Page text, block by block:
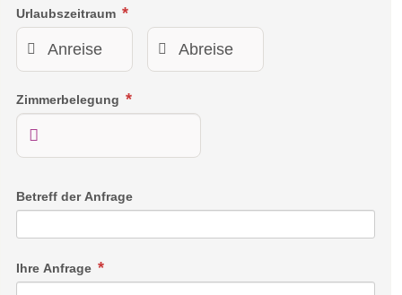
Urlaubszeitraum
Zimmerbelegung
Betreff der Anfrage
Ihre Anfrage